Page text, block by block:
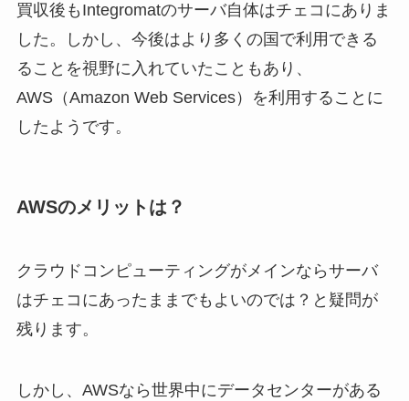
買収後もIntegromatのサーバ自体はチェコにありま
した。しかし、今後はより多くの国で利用できる
ることを視野に入れていたこともあり、
AWS（Amazon Web Services）を利用することに
したようです。
AWSのメリットは？
クラウドコンピューティングがメインならサーバ
はチェコにあったままでもよいのでは？と疑問が
残ります。
しかし、AWSなら世界中にデータセンターがある